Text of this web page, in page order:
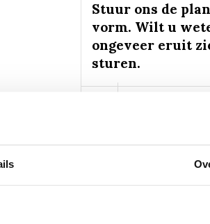
Stuur ons de
vorm. Wilt u
ongeveer eruit
sturen.